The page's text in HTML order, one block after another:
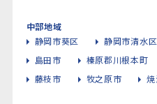
中部地域
静岡市葵区
静岡市清水区
島田市
榛原郡川根本町
藤枝市
牧之原市